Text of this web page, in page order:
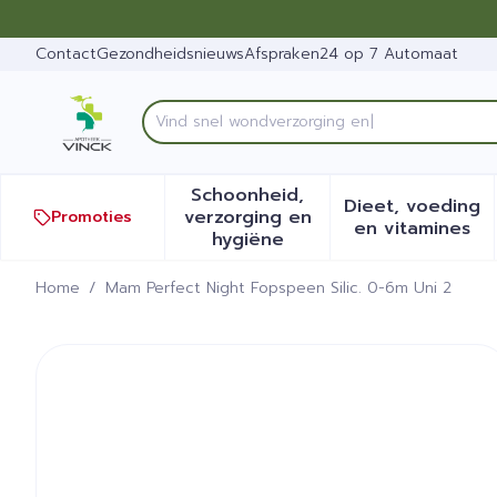
ContactGezondheidsnieuwsAfspraken24 op 7 Automaat
Product, merk, categorie...
V
Promoties
Schoonheid,
verzorging en
hygiëneToon submenu voor
Dieet, voeding
en vitamines
Toon
Home / Mam Perfect Night Fopspeen Silic. 0-6m Uni 2
Mam Perfect Night